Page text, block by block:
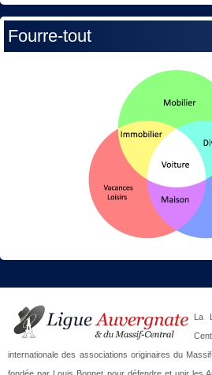
Fourre-tout
La
internationale des associations originaires du